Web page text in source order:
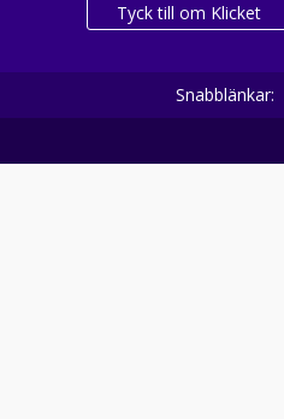
Tyck till om Klicket
Snabblänkar: